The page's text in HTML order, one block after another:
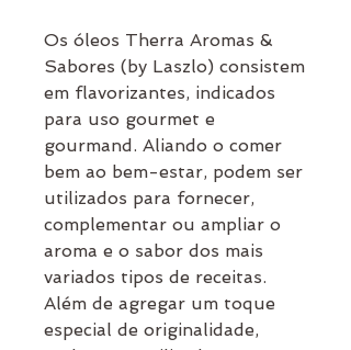
Os óleos Therra Aromas &
Sabores (by Laszlo) consistem
em flavorizantes, indicados
para uso gourmet e
gourmand. Aliando o comer
bem ao bem-estar, podem ser
utilizados para fornecer,
complementar ou ampliar o
aroma e o sabor dos mais
variados tipos de receitas.
Além de agregar um toque
especial de originalidade,